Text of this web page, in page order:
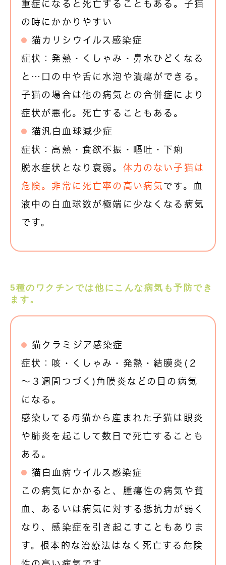
重症になると死亡することもある。子猫
の時にかかりやすい
猫カリシウイルス感染症
症状：発熱・くしゃみ・鼻水ひどくなる
と…口の中や舌に水泡や潰瘍ができる。
子猫の場合は他の病気との合併症により
症状が悪化。死亡することもある。
猫汎白血球減少症
症状：高熱・食欲不振・嘔吐・下痢
脱水症状となり衰弱。 体力のない子猫は
危険。非常に死亡率の高い病気です。血
液中の白血球数が極端に少なくなる病気
です。
5種のワクチンでは他にこんな病気も予防でき
ます。
猫クラミジア感染症
症状：咳・くしゃみ・発熱・結膜炎(２
～３週間つづく)角膜炎などの目の病気
になる。
感染してる母猫から産まれた子猫は眼炎
や肺炎を起こして数日で死亡することも
ある。
猫白血病ウイルス感染症
この病気にかかると、腫瘍性の病気や貧
血、あるいは病気に対する抵抗力が弱く
なり、感染症を引き起こすこともありま
す。根本的な治療法はなく死亡する危険